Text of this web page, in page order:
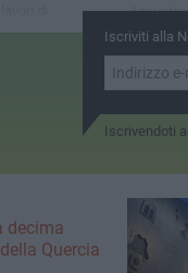
domani,
Iscriviti alla
Iscrivendoti
decima
Quercia